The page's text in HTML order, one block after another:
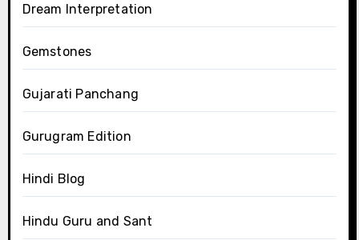
Dream Interpretation
Gemstones
Gujarati Panchang
Gurugram Edition
Hindi Blog
Hindu Guru and Sant